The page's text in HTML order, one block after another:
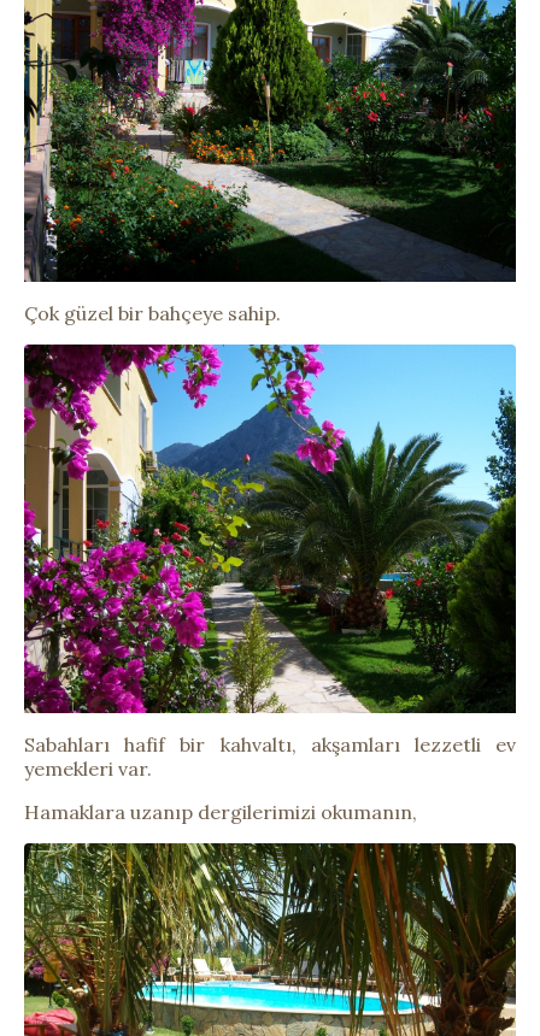
Çok güzel bir bahçeye sahip.
Sabahları hafif bir kahvaltı, akşamları lezzetli ev
yemekleri var.
Hamaklara uzanıp dergilerimizi okumanın,